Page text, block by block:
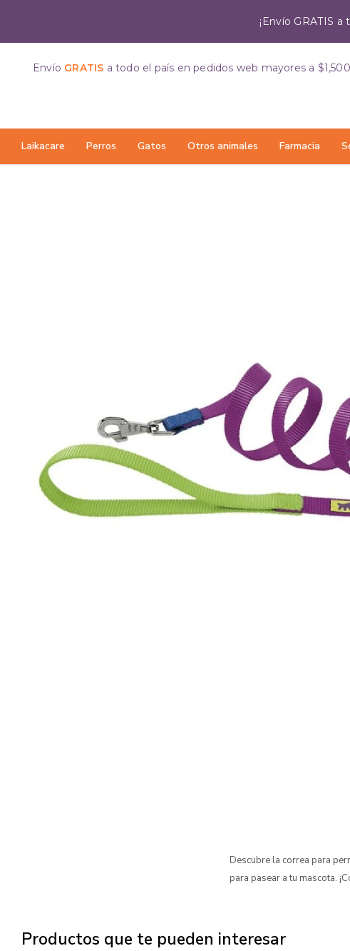
¡Envío GRATIS
Laikacare Perros Gatos Otros animales Farmacia
Envío GRATIS a todo el país en pedidos web mayores a $1,500
Descubre la correa para
para pasear a tu mascota.
Productos que te pueden interesar